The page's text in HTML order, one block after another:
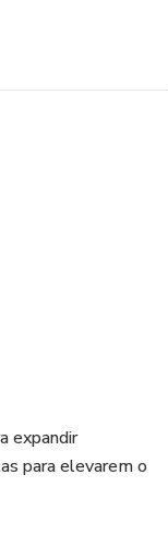
expandir
para elevarem o